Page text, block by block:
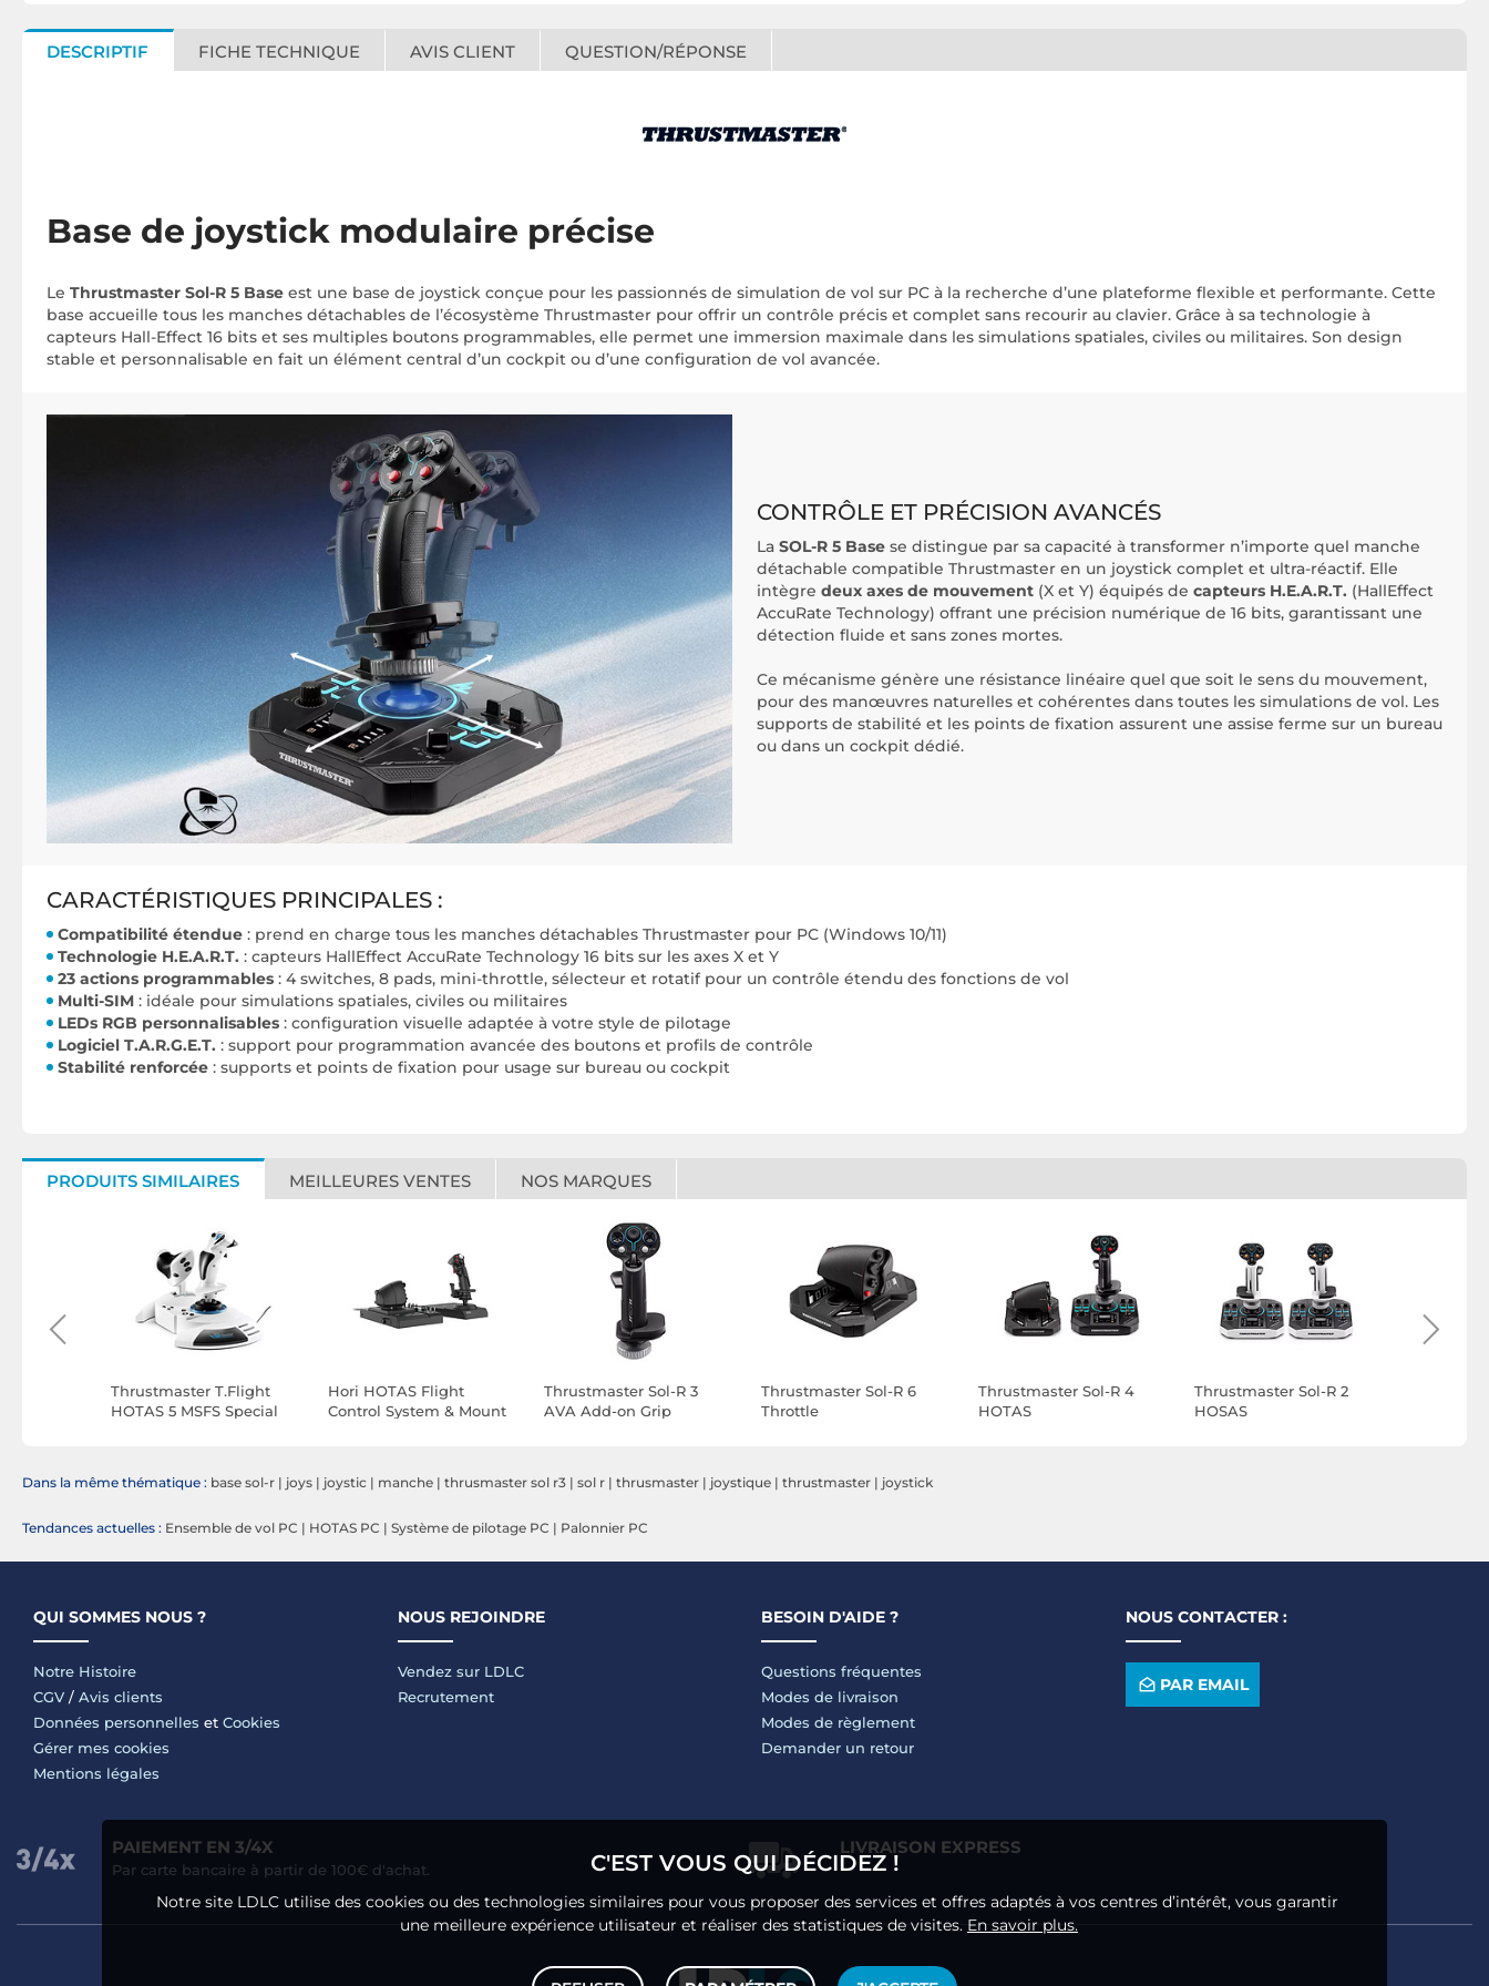
DESCRIPTIF FICHE TECHNIQUE AVIS CLIENT QUESTION/RÉPONSE
Base de joystick modulaire précise
Le Thrustmaster Sol-R 5 Base est une base de joystick conçue pour les passionnés de simulation de vol sur PC à la recherche d’une plateforme flexible et performante. Cette
base accueille tous les manches détachables de l’écosystème Thrustmaster pour offrir un contrôle précis et complet sans recourir au clavier. Grâce à sa technologie à
capteurs Hall-Effect 16 bits et ses multiples boutons programmables, elle permet une immersion maximale dans les simulations spatiales, civiles ou militaires. Son design
stable et personnalisable en fait un élément central d’un cockpit ou d’une configuration de vol avancée.
CONTRÔLE ET PRÉCISION AVANCÉS
La SOL-R 5 Base se distingue par sa capacité à transformer n’importe quel manche
détachable compatible Thrustmaster en un joystick complet et ultra-réactif. Elle
intègre deux axes de mouvement (X et Y) équipés de capteurs H.E.A.R.T. (HallEffect
AccuRate Technology) offrant une précision numérique de 16 bits, garantissant une
détection fluide et sans zones mortes.
Ce mécanisme génère une résistance linéaire quel que soit le sens du mouvement,
pour des manœuvres naturelles et cohérentes dans toutes les simulations de vol. Les
supports de stabilité et les points de fixation assurent une assise ferme sur un bureau
ou dans un cockpit dédié.
CARACTÉRISTIQUES PRINCIPALES :
Compatibilité étendue : prend en charge tous les manches détachables Thrustmaster pour PC (Windows 10/11)
Technologie H.E.A.R.T. : capteurs HallEffect AccuRate Technology 16 bits sur les axes X et Y
23 actions programmables : 4 switches, 8 pads, mini-throttle, sélecteur et rotatif pour un contrôle étendu des fonctions de vol
Multi-SIM : idéale pour simulations spatiales, civiles ou militaires
LEDs RGB personnalisables : configuration visuelle adaptée à votre style de pilotage
Logiciel T.A.R.G.E.T. : support pour programmation avancée des boutons et profils de contrôle
Stabilité renforcée : supports et points de fixation pour usage sur bureau ou cockpit
PRODUITS SIMILAIRES MEILLEURES VENTES NOS MARQUES
Thrustmaster T.Flight
HOTAS 5 MSFS Special
Hori HOTAS Flight
Control System & Mount
Thrustmaster Sol-R 3
AVA Add-on Grip
Thrustmaster Sol-R 6
Throttle
Thrustmaster Sol-R 4
HOTAS
Thrustmaster Sol-R 2
HOSAS
Dans la même thématique : base sol-r | joys | joystic | manche | thrusmaster sol r3 | sol r | thrusmaster | joystique | thrustmaster | joystick
Tendances actuelles : Ensemble de vol PC | HOTAS PC | Système de pilotage PC | Palonnier PC
QUI SOMMES NOUS ?
Notre Histoire
CGV / Avis clients
Données personnelles et Cookies
Gérer mes cookies
Mentions légales
NOUS REJOINDRE
Vendez sur LDLC
Recrutement
BESOIN D'AIDE ?
Questions fréquentes
Modes de livraison
Modes de règlement
Demander un retour
NOUS CONTACTER :
PAR EMAIL
PAIEMENT EN 3/4X
Par carte bancaire à partir de 100€ d'achat.
LIVRAISON EXPRESS
C'EST VOUS QUI DÉCIDEZ !
Notre site LDLC utilise des cookies ou des technologies similaires pour vous proposer des services et offres adaptés à vos centres d’intérêt, vous garantir
une meilleure expérience utilisateur et réaliser des statistiques de visites. En savoir plus.